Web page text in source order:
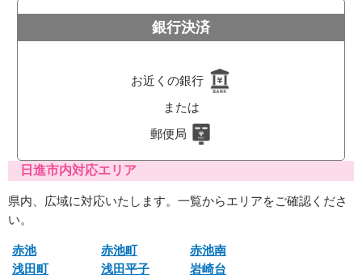
銀行決済
お近くの銀行
または
郵便局
日進市内対応エリア
県内、広域に対応いたします。一覧からエリアをご確認くださ
い。
赤池 赤池町
赤池南
浅田町
浅田平子
岩崎台